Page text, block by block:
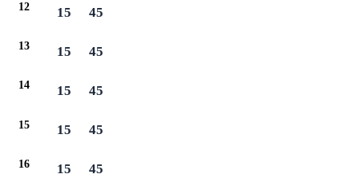
12 15 45
13 15 45
14 15 45
15 15 45
16 15 45